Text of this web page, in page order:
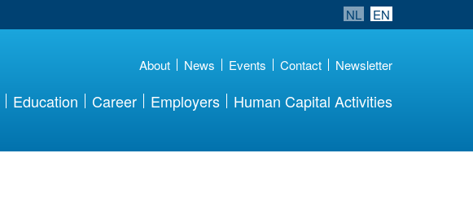
NL EN
About News Events Contact Newsletter
Education Career Employers Human Capital Activities